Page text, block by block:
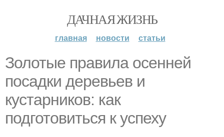
ДАЧНАЯ ЖИЗНЬ
главная новости статьи
Золотые правила осенней
посадки деревьев и
кустарников: как
подготовиться к успеху